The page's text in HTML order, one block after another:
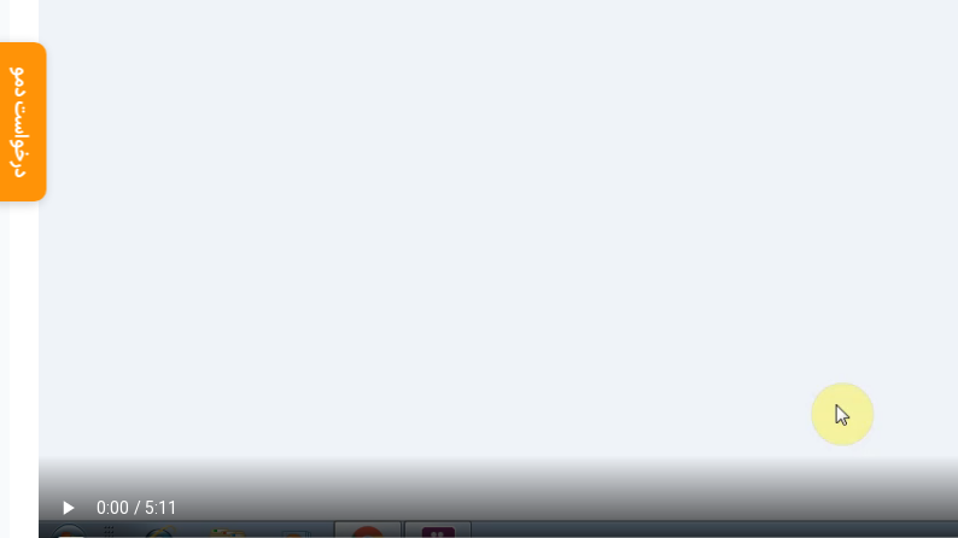
درخواست دمو